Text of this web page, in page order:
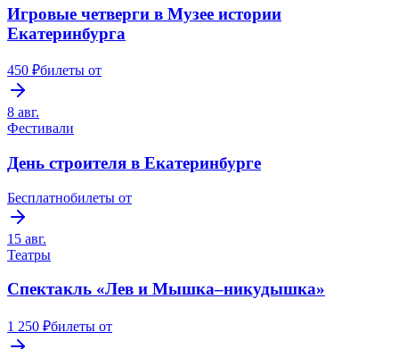
Игровые четверги в Музее истории
Екатеринбурга
450 ₽билеты от
8 авг.
Фестивали
День строителя в Екатеринбурге
Бесплатнобилеты от
15 авг.
Театры
Спектакль «Лев и Мышка–никудышка»
1 250 ₽билеты от